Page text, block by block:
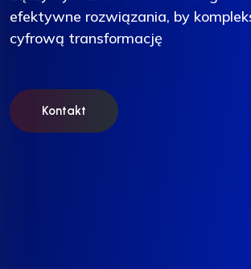
efektywne rozwiązania, by
cyfrową transformację
Kontakt
efektywne rozwiązania, by
cyfrową transformację
Kontakt
efektywne rozwiązania, by
cyfrową transformację
Kontakt